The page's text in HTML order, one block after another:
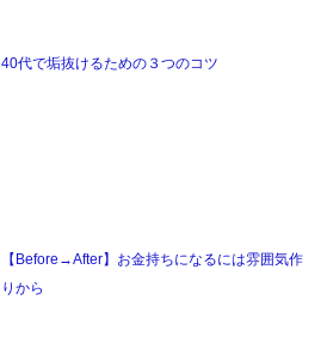
40代で垢抜けるための３つのコツ
【Before→After】お金持ちになるには雰囲気作
りから